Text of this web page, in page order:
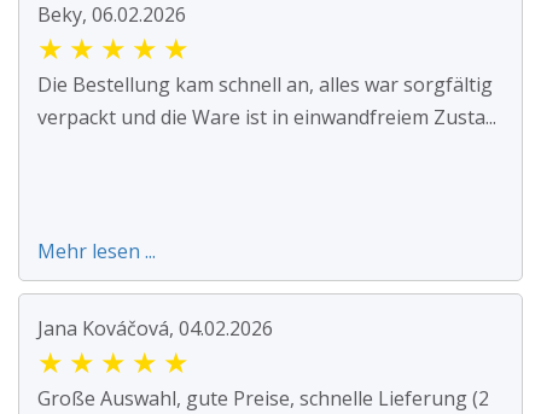
Beky, 06.02.2026
★ ★ ★ ★ ★
Die Bestellung kam schnell an, alles war sorgfältig
verpackt und die Ware ist in einwandfreiem Zusta...
Mehr lesen ...
Jana Kováčová, 04.02.2026
★ ★ ★ ★ ★
Große Auswahl, gute Preise, schnelle Lieferung (2